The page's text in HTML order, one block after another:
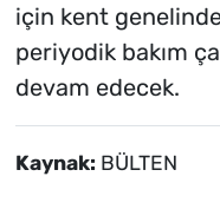
için kent
periyodik bakım
devam edecek.
Kaynak: BÜLTEN